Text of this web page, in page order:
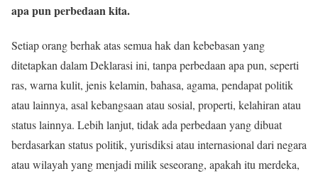
apa pun perbedaan kita.
Setiap orang berhak atas semua hak dan kebebasan yang
ditetapkan dalam Deklarasi ini, tanpa perbedaan apa pun, seperti
ras, warna kulit, jenis kelamin, bahasa, agama, pendapat politik
atau lainnya, asal kebangsaan atau sosial, properti, kelahiran atau
status lainnya. Lebih lanjut, tidak ada perbedaan yang dibuat
berdasarkan status politik, yurisdiksi atau internasional dari negara
atau wilayah yang menjadi milik seseorang, apakah itu merdeka,